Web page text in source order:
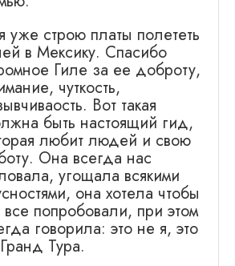
уже строю платы полететь
в Мексику. Спасибо
Гиле за ее доброту,
чуткость,
Вот такая
быть настоящий гид,
любит людей и свою
Она всегда нас
угощала всякими
она хотела чтобы
попробовали, при этом
говорила: это не я, это
Тура.